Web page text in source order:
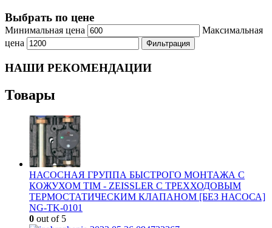
Выбрать по цене
Минимальная цена
Максимальная
цена
Фильтрация
НАШИ РЕКОМЕНДАЦИИ
Товары
НАСОСНАЯ ГРУППА БЫСТРОГО МОНТАЖА С
КОЖУХОМ TIM - ZEISSLER С ТРЕХХОДОВЫМ
ТЕРМОСТАТИЧЕСКИМ КЛАПАНОМ [БЕЗ НАСОСА]
NG-TK-0101
0 out of 5